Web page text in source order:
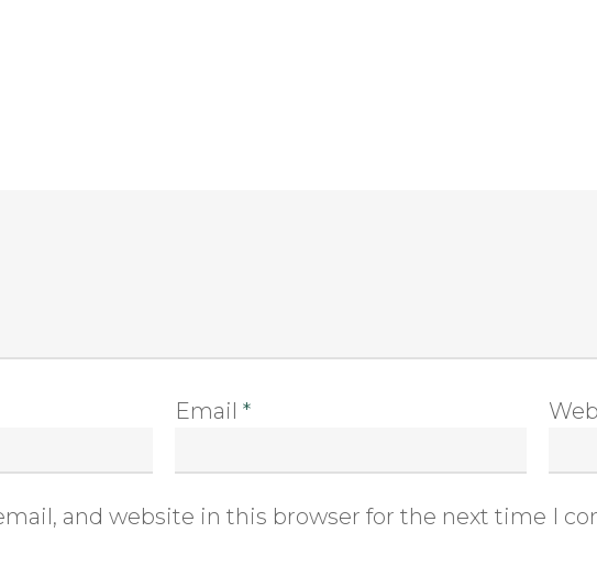
Email *
and website in this browser for the next time I